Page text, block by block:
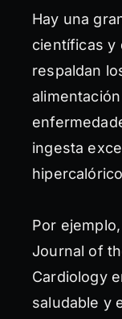
Hay una
científicas y
respaldan
ingesta
Por
Journal of
Cardiology
saludable y